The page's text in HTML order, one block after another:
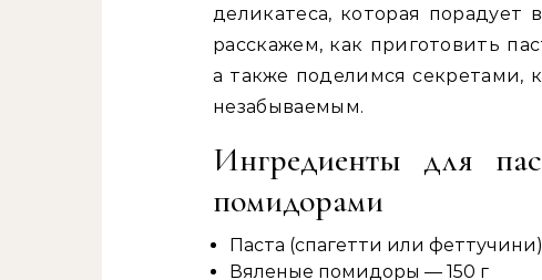
деликатеса, которая
расскажем, как приготовить
а также поделимся секретами,
незабываемым.
Ингредиенты для
помидорами
Паста (спагетти или
Вяленые помидоры — 150 г